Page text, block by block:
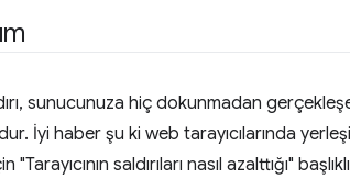
sunucunuza hiç dokunmadan
İyi haber şu ki web tarayıcılarında
"Tarayıcının saldırıları nasıl azalttığı"